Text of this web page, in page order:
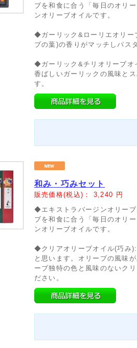
ブを和食に合う「毎日のオリ
ンオリーブオイルです。
◆ガーリック&ローリエオリー
ブの葉)の香りがマッチしパス
◆ガーリック&チリオリーブオ
香ばしいガーリックの風味と
す。
和み・巧みセット
販売価格(税込)： 3,240 円
◆エキストラバージンオリー
ブを和食に合う「毎日のオリ
ンオリーブオイルです。
◆クリアオリーブオイル(巧み
と思います。オリーブの風味
ーブ独特の色と風味のないク
ださい。